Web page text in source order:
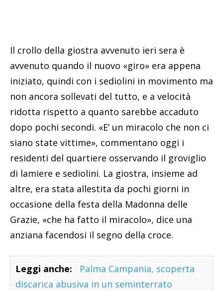
Il crollo della giostra avvenuto ieri sera è
avvenuto quando il nuovo «giro» era appena
iniziato, quindi con i sediolini in movimento ma
non ancora sollevati del tutto, e a velocità
ridotta rispetto a quanto sarebbe accaduto
dopo pochi secondi. «E’ un miracolo che non ci
siano state vittime», commentano oggi i
residenti del quartiere osservando il groviglio
di lamiere e sediolini. La giostra, insieme ad
altre, era stata allestita da pochi giorni in
occasione della festa della Madonna delle
Grazie, «che ha fatto il miracolo», dice una
anziana facendosi il segno della croce.
Leggi anche:
Palma Campania, scoperta
discarica abusiva in un seminterrato